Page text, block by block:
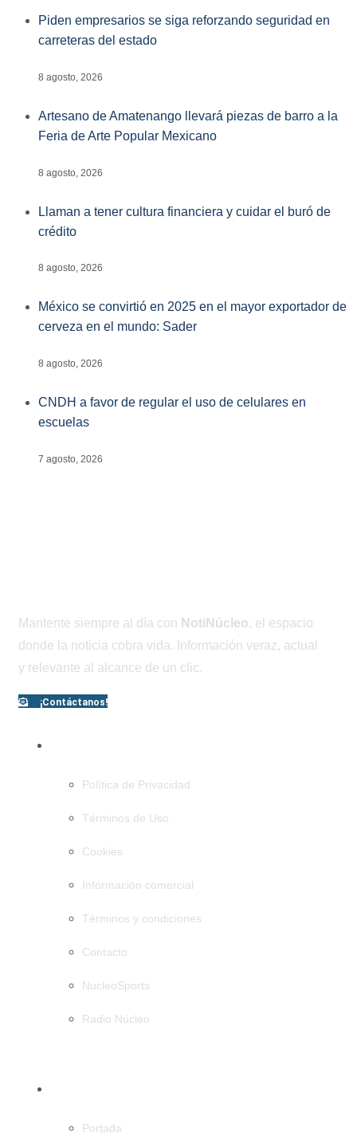
Piden empresarios se siga reforzando seguridad en
carreteras del estado
8 agosto, 2026
Artesano de Amatenango llevará piezas de barro a la
Feria de Arte Popular Mexicano
8 agosto, 2026
Llaman a tener cultura financiera y cuidar el buró de
crédito
8 agosto, 2026
México se convirtió en 2025 en el mayor exportador de
cerveza en el mundo: Sader
8 agosto, 2026
CNDH a favor de regular el uso de celulares en
escuelas
7 agosto, 2026
Mantente siempre al día con NotiNúcleo, el espacio
donde la noticia cobra vida. Información veraz, actual
y relevante al alcance de un clic.
¡Contáctanos!
Política de Privacidad
Términos de Uso
Cookies
Información comercial
Términos y condiciones
Contacto
NucleoSports
Radio Núcleo
Portada